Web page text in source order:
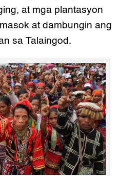
at mga plantasyon
at dambungin ang
sa Talaingod.